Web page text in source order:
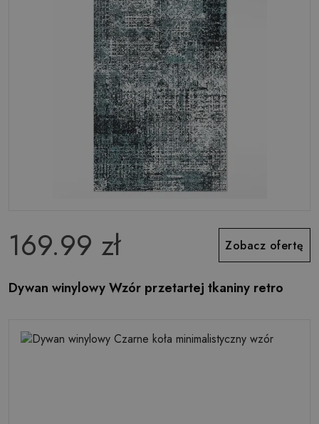
169.99 zł Zobacz ofertę
Dywan winylowy Wzór przetartej tkaniny retro